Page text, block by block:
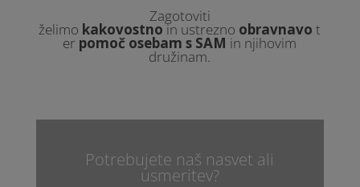
Zagotoviti
želimo kakovostnoin ustrezno obravnavo t
er pomoč osebam s SAM in njihovim
družinam.
Potrebujete naš nasvet ali
usmeritev?